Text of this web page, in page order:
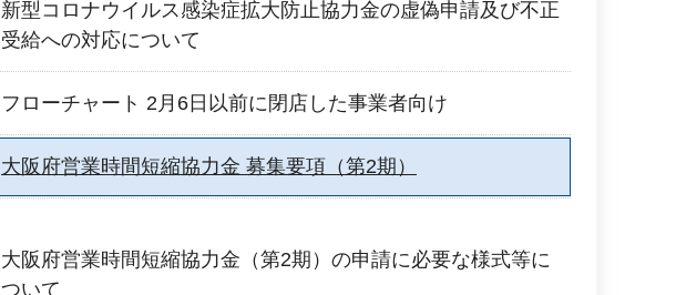
新型コロナウイルス感染症拡大防止協力金の虚偽申請及び不正
受給への対応について
フローチャート 2月6日以前に閉店した事業者向け
大阪府営業時間短縮協力金 募集要項（第2期）
大阪府営業時間短縮協力金（第2期）の申請に必要な様式等に
ついて